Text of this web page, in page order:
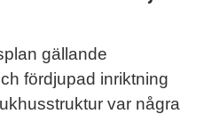
gällande
fördjupad inriktning
var några